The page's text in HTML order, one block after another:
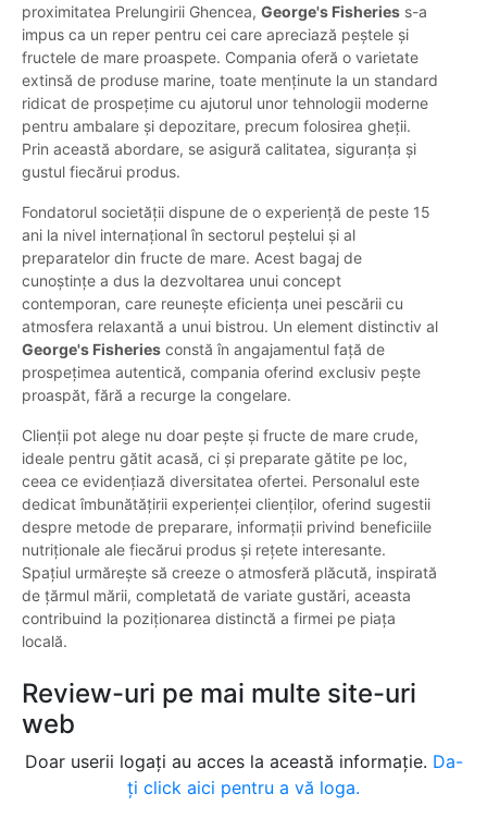
proximitatea Prelungirii Ghencea, George's Fisheries s-a
impus ca un reper pentru cei care apreciază peștele și
fructele de mare proaspete. Compania oferă o varietate
extinsă de produse marine, toate menținute la un standard
ridicat de prospețime cu ajutorul unor tehnologii moderne
pentru ambalare și depozitare, precum folosirea gheții.
Prin această abordare, se asigură calitatea, siguranța și
gustul fiecărui produs.
Fondatorul societății dispune de o experiență de peste 15
ani la nivel internațional în sectorul peștelui și al
preparatelor din fructe de mare. Acest bagaj de
cunoștințe a dus la dezvoltarea unui concept
contemporan, care reunește eficiența unei pescării cu
atmosfera relaxantă a unui bistrou. Un element distinctiv al
George's Fisheries constă în angajamentul față de
prospețimea autentică, compania oferind exclusiv pește
proaspăt, fără a recurge la congelare.
Clienții pot alege nu doar pește și fructe de mare crude,
ideale pentru gătit acasă, ci și preparate gătite pe loc,
ceea ce evidențiază diversitatea ofertei. Personalul este
dedicat îmbunătățirii experienței clienților, oferind sugestii
despre metode de preparare, informații privind beneficiile
nutriționale ale fiecărui produs și rețete interesante.
Spațiul urmărește să creeze o atmosferă plăcută, inspirată
de țărmul mării, completată de variate gustări, aceasta
contribuind la poziționarea distinctă a firmei pe piața
locală.
Review-uri pe mai multe site-uri
web
Doar userii logați au acces la această informație. Da-
ți click aici pentru a vă loga.